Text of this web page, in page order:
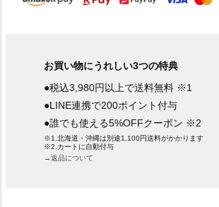
お買い物にうれしい3つの特典
●税込3,980円以上で送料無料 ※1
●LINE連携で200ポイント付与
●誰でも使える5%OFFクーポン ※2
※1.北海道・沖縄は別途1,100円送料がかかります
※2.カートに自動付与
→返品について